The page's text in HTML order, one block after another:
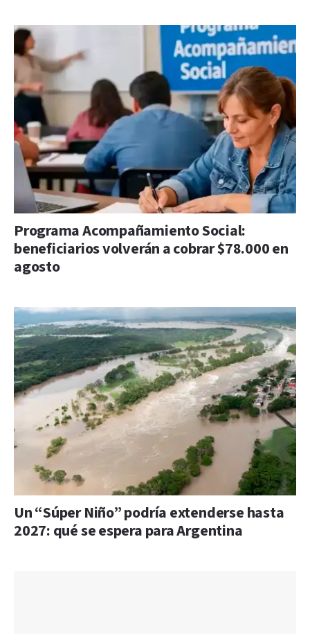
Programa Acompañamiento Social:
beneficiarios volverán a cobrar $78.000 en
agosto
Un “Súper Niño” podría extenderse hasta
2027: qué se espera para Argentina